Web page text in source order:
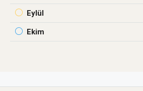
Eylül
Ekim